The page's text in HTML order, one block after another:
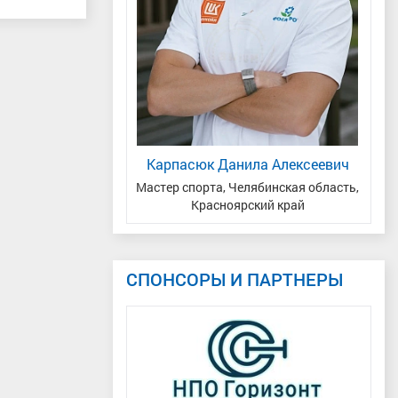
Карпасюк Данила Алексеевич
Мастер спорта, Челябинская область,
Красноярский край
СПОНСОРЫ И ПАРТНЕРЫ